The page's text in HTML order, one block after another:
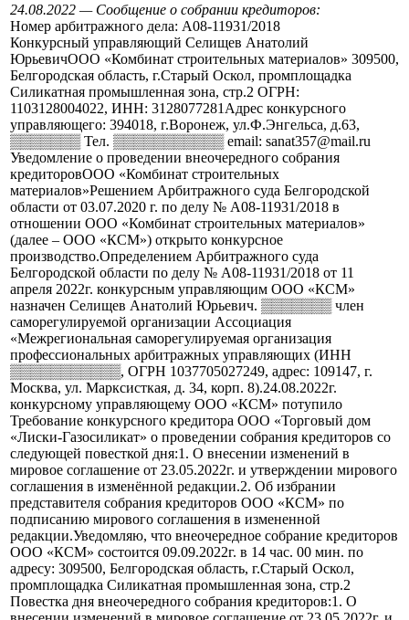
24.08.2022 — Сообщение о собрании кредиторов:
Номер арбитражного дела: А08-11931/2018
Конкурсный управляющий Селищев Анатолий
ЮрьевичООО «Комбинат строительных материалов» 309500,
Белгородская область, г.Старый Оскол, промплощадка
Силикатная промышленная зона, стр.2 ОГРН:
1103128004022, ИНН: 3128077281Адрес конкурсного
управляющего: 394018, г.Воронеж, ул.Ф.Энгельса, д.63,
▒▒▒▒▒▒▒ Тел. ▒▒▒▒▒▒▒▒▒▒▒ email: sanat357@mail.ru
Уведомление о проведении внеочередного собрания
кредиторовООО «Комбинат строительных
материалов»Решением Арбитражного суда Белгородской
области от 03.07.2020 г. по делу № А08-11931/2018 в
отношении ООО «Комбинат строительных материалов»
(далее – ООО «КСМ») открыто конкурсное
производство.Определением Арбитражного суда
Белгородской области по делу № А08-11931/2018 от 11
апреля 2022г. конкурсным управляющим ООО «КСМ»
назначен Селищев Анатолий Юрьевич. ▒▒▒▒▒▒▒ член
саморегулируемой организации Ассоциация
«Межрегиональная саморегулируемая организация
профессиональных арбитражных управляющих (ИНН
▒▒▒▒▒▒▒▒▒▒▒, ОГРН 1037705027249, адрес: 109147, г.
Москва, ул. Марксисткая, д. 34, корп. 8).24.08.2022г.
конкурсному управляющему ООО «КСМ» потупило
Требование конкурсного кредитора ООО «Торговый дом
«Лиски-Газосиликат» о проведении собрания кредиторов со
следующей повесткой дня:1. О внесении изменений в
мировое соглашение от 23.05.2022г. и утверждении мирового
соглашения в изменённой редакции.2. Об избрании
представителя собрания кредиторов ООО «КСМ» по
подписанию мирового соглашения в измененной
редакции.Уведомляю, что внеочередное собрание кредиторов
ООО «КСМ» состоится 09.09.2022г. в 14 час. 00 мин. по
адресу: 309500, Белгородская область, г.Старый Оскол,
промплощадка Силикатная промышленная зона, стр.2
Повестка дня внеочередного собрания кредиторов:1. О